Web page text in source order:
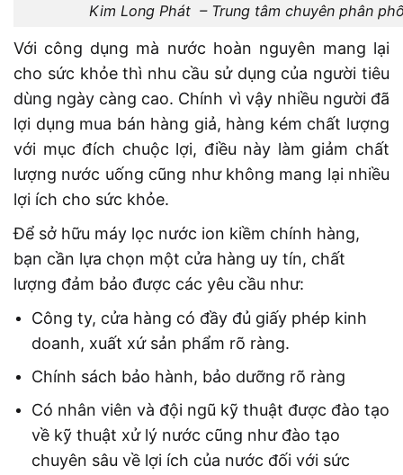
Kim Long Phát – Trung tâm chuyên phân
Với công dụng mà nước hoàn nguyên mang lại
cho sức khỏe thì nhu cầu sử dụng của người tiêu
dùng ngày càng cao. Chính vì vậy nhiều người đã
lợi dụng mua bán hàng giả, hàng kém chất lượng
với mục đích chuộc lợi, điều này làm giảm chất
lượng nước uống cũng như không mang lại nhiều
lợi ích cho sức khỏe.
Để sở hữu máy lọc nước ion kiềm chính hàng,
bạn cần lựa chọn một cửa hàng uy tín, chất
lượng đảm bảo được các yêu cầu như:
Công ty, cửa hàng có đầy đủ giấy phép kinh
doanh, xuất xứ sản phẩm rõ ràng.
Chính sách bảo hành, bảo dưỡng rõ ràng
Có nhân viên và đội ngũ kỹ thuật được đào tạo
về kỹ thuật xử lý nước cũng như đào tạo
chuyên sâu về lợi ích của nước đối với sức